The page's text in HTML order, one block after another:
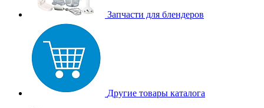
Запчасти для блендеров
Другие товары каталога